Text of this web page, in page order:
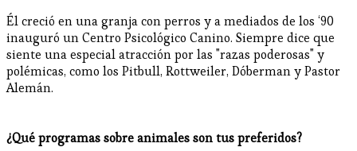
Él creció en una granja con perros y a mediados de los ‘90
inauguró un Centro Psicológico Canino. Siempre dice que
siente una especial atracción por las "razas poderosas" y
polémicas, como los Pitbull, Rottweiler, Dóberman y Pastor
Alemán.
¿Qué programas sobre animales son tus preferidos?